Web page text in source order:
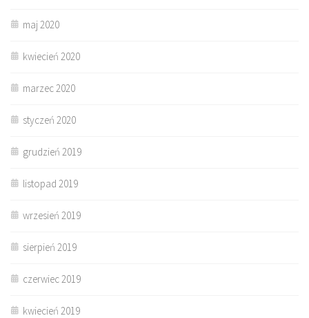
maj 2020
kwiecień 2020
marzec 2020
styczeń 2020
grudzień 2019
listopad 2019
wrzesień 2019
sierpień 2019
czerwiec 2019
kwiecień 2019